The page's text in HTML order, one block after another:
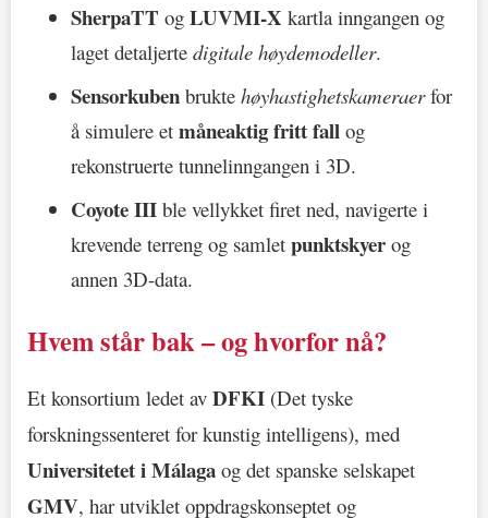
SherpaTT og LUVMI-X kartla inngangen og
laget detaljerte digitale høydemodeller.
Sensorkuben brukte høyhastighetskameraerfor
å simulere et måneaktig fritt fall og
rekonstruerte tunnelinngangen i 3D.
Coyote III ble vellykket firet ned, navigerte i
krevende terreng og samlet punktskyer og
annen 3D-data.
Hvem står bak – og hvorfor nå?
Et konsortium ledet av DFKI (Det tyske
forskningssenteret for kunstig intelligens), med
Universitetet i Málaga og det spanske selskapet
GMV, har utviklet oppdragskonseptet og